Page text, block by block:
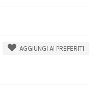
AGGIUNGI AI PREFERITI